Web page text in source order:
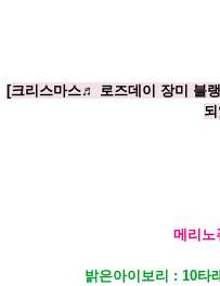
[크리스마스♬ 로즈데이 장미 블
메리노
밝은아이보리 : 10타